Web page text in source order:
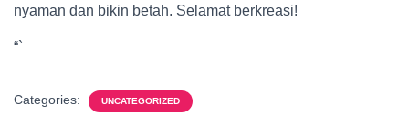
nyaman dan bikin betah. Selamat berkreasi!
“`
Categories: UNCATEGORIZED